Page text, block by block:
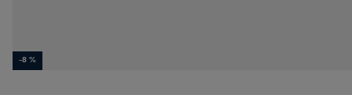
-8 %